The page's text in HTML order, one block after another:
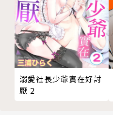
溺愛社長少爺實在好討
厭 2